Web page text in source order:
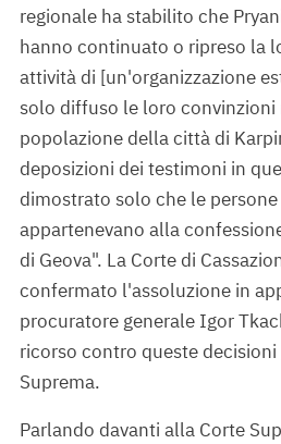
regionale ha stabilito che
hanno continuato o ripreso la
attività di [un'organizzazione
solo diffuso le loro convinzioni
popolazione della città di
deposizioni dei testimoni in
dimostrato solo che le
appartenevano alla
di Geova". La Corte di
confermato l'assoluzione in
procuratore generale Igor
ricorso contro queste
Suprema.
Parlando davanti alla Corte